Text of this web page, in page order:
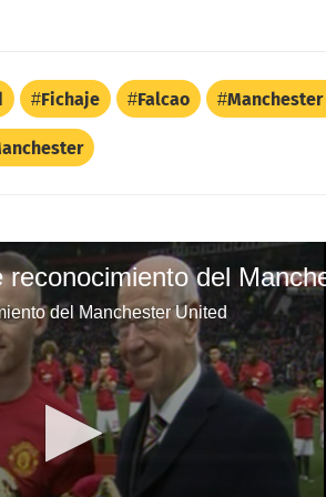
Fichaje Falcao Manchester
del Manchester United